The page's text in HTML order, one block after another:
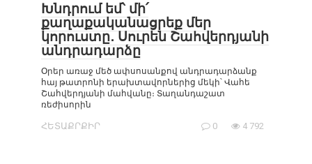
Խնդրում եմ՝ մի՛
քաղաքականացրեք մեր
կորուստը․ Սուրեն Շահվերդյանի
անդրադարձը
Օրեր առաջ մեծ ափսոսանքով անդրադարձանք
հայ թատրոնի երախտավորներից մեկի՝ Վահե
Շահվերդյանի մահվանը։ Տաղանդաշատ
ռեժիսորին
ՀԵՏԱՔՐՔԻՐ 0 4 792